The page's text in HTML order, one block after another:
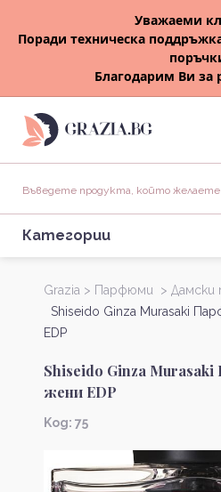
Уважаеми
Поради техническа
Благодарим Ви за
Категории
Grazia > Парфюми >
Shiseido Ginza Murasaki
EDP
Shiseido Ginza
жени EDP
Kод: 75